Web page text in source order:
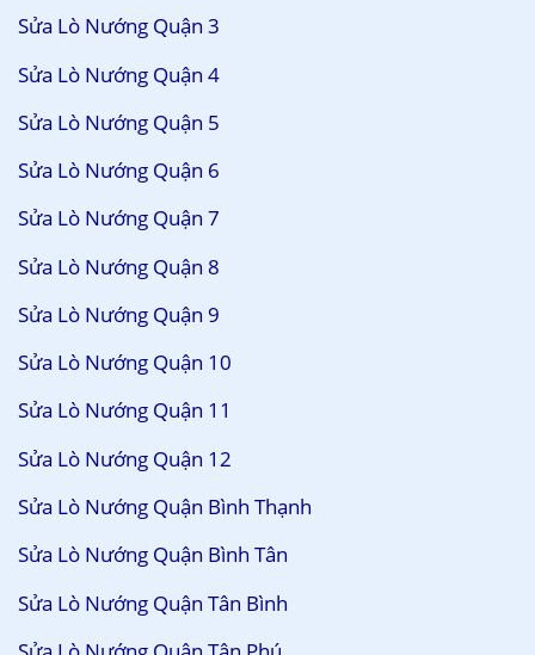
Sửa Lò Nướng Quận 3
Sửa Lò Nướng Quận 4
Sửa Lò Nướng Quận 5
Sửa Lò Nướng Quận 6
Sửa Lò Nướng Quận 7
Sửa Lò Nướng Quận 8
Sửa Lò Nướng Quận 9
Sửa Lò Nướng Quận 10
Sửa Lò Nướng Quận 11
Sửa Lò Nướng Quận 12
Sửa Lò Nướng Quận Bình Thạnh
Sửa Lò Nướng Quận Bình Tân
Sửa Lò Nướng Quận Tân Bình